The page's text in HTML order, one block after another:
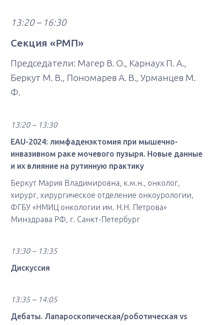
13:20 – 16:30
Секция «РМП»
Председатели: Магер В. О., Карнаух П. А.,
Беркут М. В., Пономарев А. В., Урманцев М.
Ф.
13:20 – 13:30
EAU-2024: лимфаденэктомия при мышечно-
инвазивном раке мочевого пузыря. Новые данные
и их влияние на рутинную практику
Беркут Мария Владимировна, к.м.н., онколог,
хирург, хирургическое отделение онкоурологии,
ФГБУ «НМИЦ онкологии им. Н.Н. Петрова»
Минздрава РФ, г. Санкт-Петербург
13:30 – 13:35
Дискуссия
13:35 – 14:05
Дебаты. Лапароскопическая/роботическая vs